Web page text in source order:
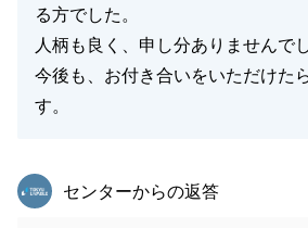
る方でした。
人柄も良く、申し分ありませんでし
今後も、お付き合いをいただけた
す。
東急リバブル
センターからの返答